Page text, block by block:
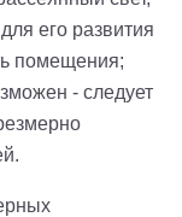
его развития
помещения;
- следует